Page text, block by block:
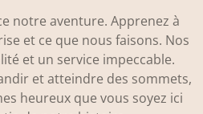
notre aventure. Apprenez à
et ce que nous faisons. Nos
et un service impeccable.
et atteindre des sommets,
heureux que vous soyez ici